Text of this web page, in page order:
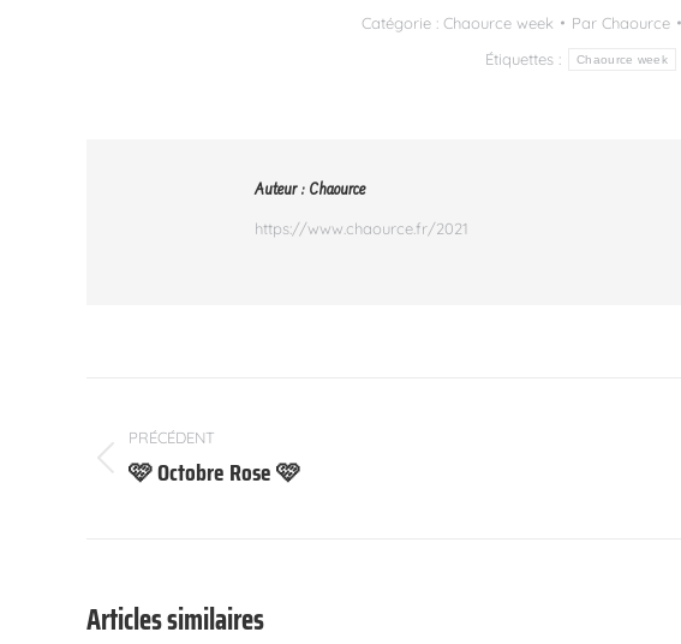
Catégorie : Chaource week Par Chaource
Étiquettes :
Chaource week
Auteur : Chaource
https://www.chaource.fr/2021
article
PRÉCÉDENT
Article
🩷 Octobre Rose 🩷
Articles similaires